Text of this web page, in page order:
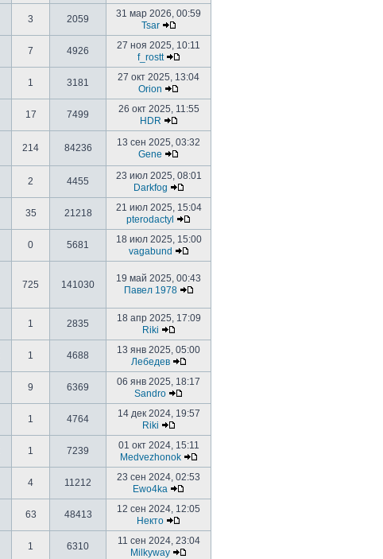
3 2059
31 мар 2026, 00:59
Tsar
7 4926
27 ноя 2025, 10:11
f_rostt
1 3181
27 окт 2025, 13:04
Orion
17 7499
26 окт 2025, 11:55
HDR
214 84236
13 сен 2025, 03:32
Gene
2 4455
23 июл 2025, 08:01
Darkfog
35 21218
21 июл 2025, 15:04
pterodactyl
0 5681
18 июл 2025, 15:00
vagabund
725 141030
19 май 2025, 00:43
Павел 1978
1 2835
18 апр 2025, 17:09
Riki
1 4688
13 янв 2025, 05:00
Лебедев
9 6369
06 янв 2025, 18:17
Sandro
1 4764
14 дек 2024, 19:57
Riki
1 7239
01 окт 2024, 15:11
Medvezhonok
4 11212
23 сен 2024, 02:53
Ewo4ka
63 48413
12 сен 2024, 12:05
Некто
1 6310
11 сен 2024, 23:04
Milkyway